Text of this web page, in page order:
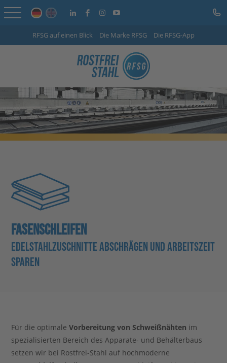
Startseite
Leistungen
Branchen
Karriere
Kontakt
Stahlblog
RFSG auf einen Blick Die Marke RFSG Die RFSG-App
FASENSCHLEIFEN
EDELSTAHLZUSCHNITTE ABSCHRÄGEN UND ARBEITSZEIT
SPAREN
Für die optimaleVorbereitung von Schweißnähten im
spezialisierten Bereich des Apparate- und Behälterbaus
setzen wir bei Rostfrei-Stahl auf hochmoderne